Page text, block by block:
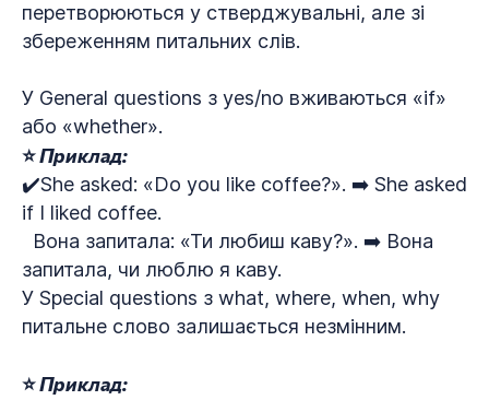
перетворюються у стверджувальні, але зі
збереженням питальних слів.
У General questions з yes/no вживаються «if»
або «whether».
⭐ Приклад:
✔️She asked: «Do you like coffee?». ➡️ She asked
if I liked coffee.
Вона запитала: «Ти любиш каву?». ➡️ Вона
запитала, чи люблю я каву.
У Special questions з what, where, when, why
питальне слово залишається незмінним.
⭐ Приклад: